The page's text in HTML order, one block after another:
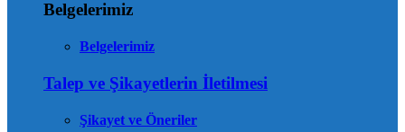
Belgelerimiz
Belgelerimiz
Talep ve Şikayetlerin İletilmesi
Şikayet ve Öneriler